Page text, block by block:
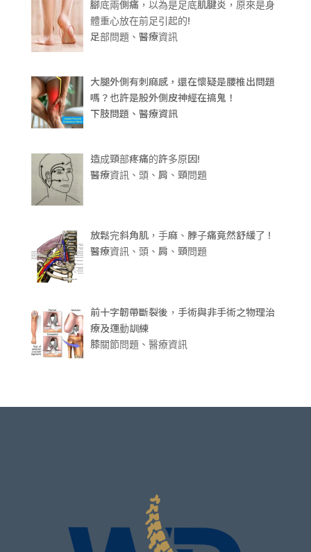
腳底兩側痛，以為是足底肌腱炎，原來是身
體重心放在前足引起的!
足部問題、醫療資訊
大腿外側有刺麻感，還在懷疑是腰椎出問題
嗎？也許是股外側皮神經在搞鬼！
下肢問題、醫療資訊
造成頸部疼痛的許多原因!
醫療資訊、頭、肩、頸問題
放鬆完斜角肌，手麻、脖子痛竟然舒緩了 !
醫療資訊、頭、肩、頸問題
前十字韌帶斷裂後，手術與非手術之物理治
療及運動訓練
膝關節問題、醫療資訊